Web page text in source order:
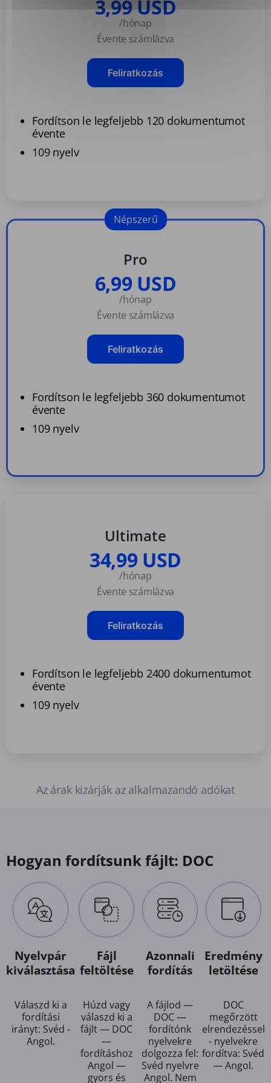
3,99 USD
/hónap
Évente számlázva
Feliratkozás
Fordítson le legfeljebb 120 dokumentumot
évente
109 nyelv
Pro
6,99 USD
/hónap
Évente számlázva
Feliratkozás
Fordítson le legfeljebb 360 dokumentumot
évente
109 nyelv
Népszerű
Ultimate
34,99 USD
/hónap
Évente számlázva
Feliratkozás
Fordítson le legfeljebb 2400 dokumentumot
évente
109 nyelv
Az árak kizárják az alkalmazandó adókat
Hogyan fordítsunk fájlt: DOC
Nyelvpár
kiválasztása
Válaszd ki a
fordítási
irányt: Svéd -
Angol.
Fájl
feltöltése
Húzd vagy
válaszd ki a
fájlt — DOC
—
fordításhoz
Angol —
gyors és
Azonnali
fordítás
A fájlod —
DOC —
fordítónk
nyelvekre
dolgozza fel:
Svéd nyelvre
Angol. Nem
Eredmény
letöltése
DOC
megőrzött
elrendezéssel
- nyelvekre
fordítva: Svéd
— Angol.